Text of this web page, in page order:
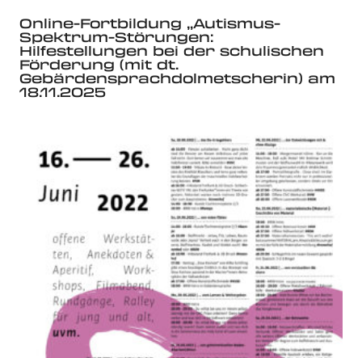
Online-Fortbildung „Autismus-
Spektrum-Störungen:
Hilfestellungen bei der schulischen
Förderung (mit dt.
Gebärdensprachdolmetscherin) am
18.11.2025